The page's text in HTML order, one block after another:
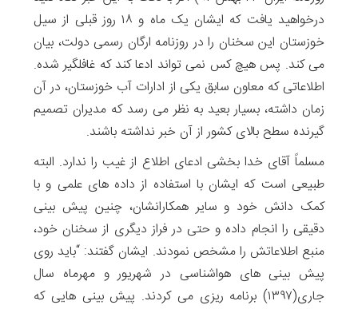
درخواهید یافت که ایشان یک ماه و ۱۸ روز قبلی از سیل
خوزستان این سخنان را در روزنامه ارگان رسمی دولت، بیان
می کند. پس هیچ کس نمی تواند ادعا کند که غافلگیر شده.
اطلاعاتی که معاون سابق یکی از ادارات آب خوزستان، در آن
زمان داشته، بسیار بعید به نظر می رسد که مدیران تصمیم
گیرنده سطح بالای کشور از آن خبر نداشته باشند.
مسلماً آقای خدا بخشی ادعای اطلاع از غیب را ندارد. البته
طبیعی است که ایشان با استفاده از داده های علمی و با
کمک دانش خود و سایر همکارانشان، چنین پیش بینی
دقیقی را انجام داده و حتی در فراز دیگری از سخنان خود،
منبع اطلاعاتش را مشخص نمودند. ایشان گفتند: “باید روی
پیش بینی های هواشناسی در شهریور و مهرماه سال
جاری(۱۳۹۷) برنامه ریزی می کردند. پیش بینی هایی که